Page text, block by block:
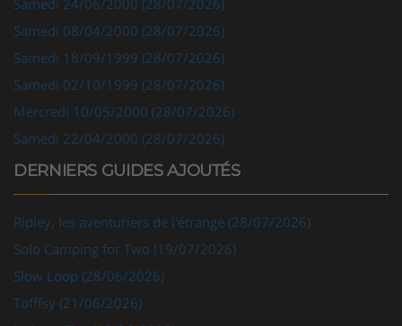
Samedi 08/04/2000 (28/07/2026)
Samedi 18/09/1999 (28/07/2026)
Samedi 02/10/1999 (28/07/2026)
Mercredi 10/05/2000 (28/07/2026)
Samedi 22/04/2000 (28/07/2026)
DERNIERS GUIDES AJOUTÉS
Solo Camping for Two (19/07/2026)
Slow Loop (28/06/2026)
Tofffsy (21/06/2026)
Jackson Five (12/06/2026)